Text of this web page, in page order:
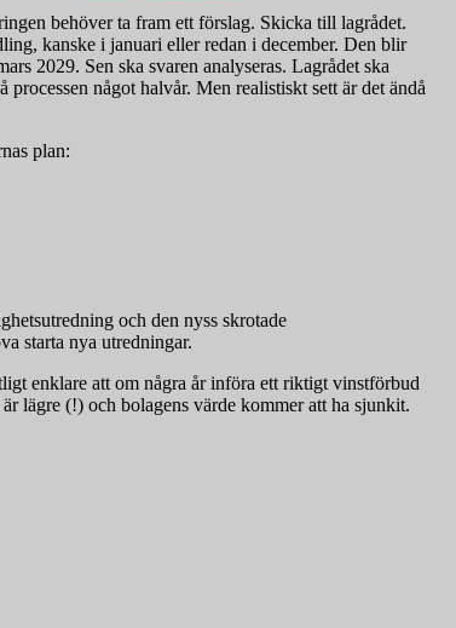
behöver ta fram ett förslag. Skicka till lagrådet.
kanske i januari eller redan i december. Den blir
2029. Sen ska svaren analyseras. Lagrådet ska
något halvår. Men realistiskt sett är det ändå
plan:
och den nyss skrotade
starta nya utredningar.
enklare att om några år införa ett riktigt vinstförbud
lägre (!) och bolagens värde kommer att ha sjunkit.